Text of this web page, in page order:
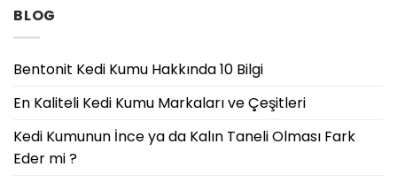
BLOG
Bentonit Kedi Kumu Hakkında 10 Bilgi
En Kaliteli Kedi Kumu Markaları ve Çeşitleri
Kedi Kumunun İnce ya da Kalın Taneli Olması Fark
Eder mi ?